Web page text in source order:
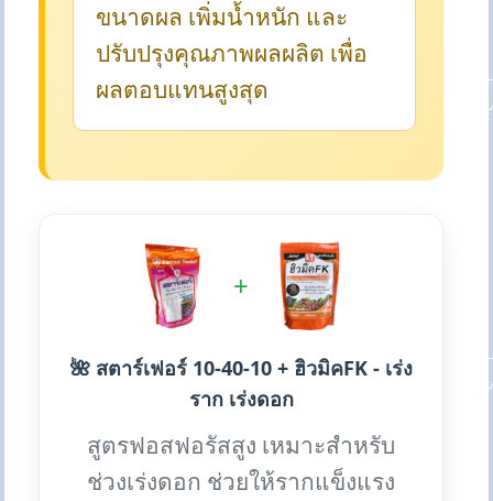
ขนาดผล เพิ่มน้ำหนัก และ
ปรับปรุงคุณภาพผลผลิต เพื่อ
ผลตอบแทนสูงสุด
+
🌺 สตาร์เฟอร์ 10-40-10 + ฮิวมิคFK - เร่ง
ราก เร่งดอก
สูตรฟอสฟอรัสสูง เหมาะสำหรับ
ช่วงเร่งดอก ช่วยให้รากแข็งแรง